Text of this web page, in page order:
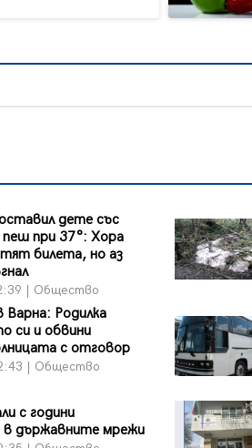
дете със
при 37°: Хора
билета, но аз
| Общество
Варна: Родилка
си и обвини
с отговор
| Общество
с години
в държавните мрежи